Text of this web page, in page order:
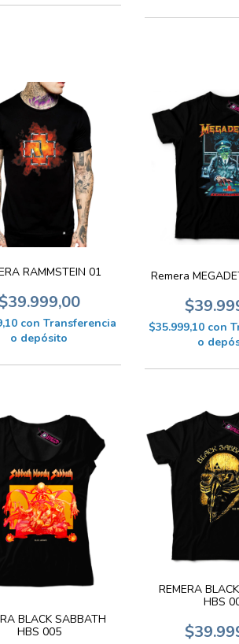
RAMMSTEIN 01
con Transferencia
o depósito
Remera
$35.999,10 con
o
BLACK SABBATH
HBS 005
REMERA
HBS